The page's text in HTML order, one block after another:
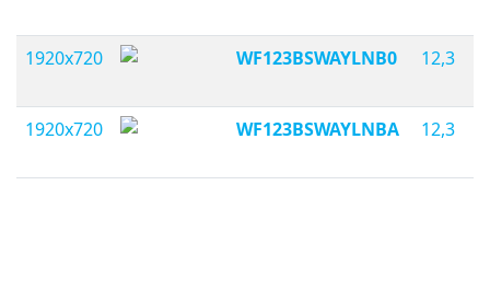
1920x720 WF123BSWAYLNB0 12,3
1920x720 WF123BSWAYLNBA 12,3